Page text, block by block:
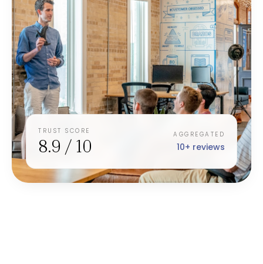
TRUST SCORE
8.9 / 10
AGGREGATED
10+ reviews